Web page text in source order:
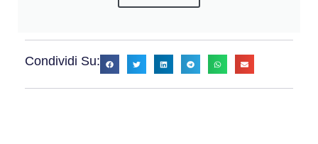
Condividi Su: